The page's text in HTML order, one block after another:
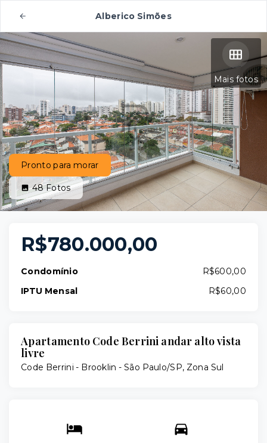
Alberico Simões
Mais fotos
Pronto para morar
48Fotos
R$780.000,00
Condomínio
R$600,00
IPTU Mensal
R$60,00
Apartamento Code Berrini andar alto vista
livre
Code Berrini - Brooklin - São Paulo/SP, Zona Sul